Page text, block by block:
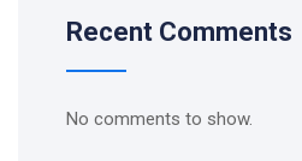
Recent Comments
No comments to show.